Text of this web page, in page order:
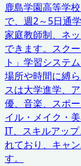
鹿島学園高等学
で、週2～5日通
家庭教師制、ネ
できます。スク
ト」学習システ
場所や時間に縛
スは大学進学、
優、音楽、スポ
イル・メイク・
IT、スキルアッ
れており、キャ
す。